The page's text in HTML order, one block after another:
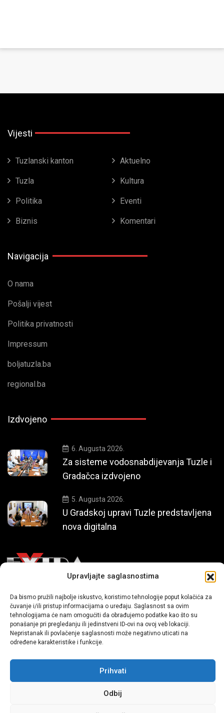
Upravljajte saglasnostima
Da bismo pružili najbolje iskustvo, koristimo tehnologije poput kolačića za
čuvanje i/ili pristup informacijama o uređaju. Saglasnost sa ovim
tehnologijama će nam omogućiti da obrađujemo podatke kao što su
ponašanje pri pregledanju ili jedinstveni ID-ovi na ovoj veb lokaciji.
Nepristanak ili povlačenje saglasnosti može negativno uticati na
određene karakteristike i funkcije.
Prihvati
Odbij
Vijesti
Tuzlanski kanton Aktuelno
Tuzla Kultura
Politika Eventi
Biznis Komentari
Navigacija
O nama
Pošalji vijest
Politika privatnosti
Impressum
boljatuzla.ba
regional.ba
Izdvojeno
6. Augusta 2026.
Za sisteme vodosnabdijevanja Tuzle i
Gradačca izdvojeno
5. Augusta 2026.
U Gradskoj upravi Tuzle predstavljena
nova digitalna
Mi smo moderni portal zabavnog karaktera koji donosi vijesti i
priče iz života, svijeta showbiza, lifestyle-a i popularne kulture.
Sva prava zadržana | extra.ba by profm.ba